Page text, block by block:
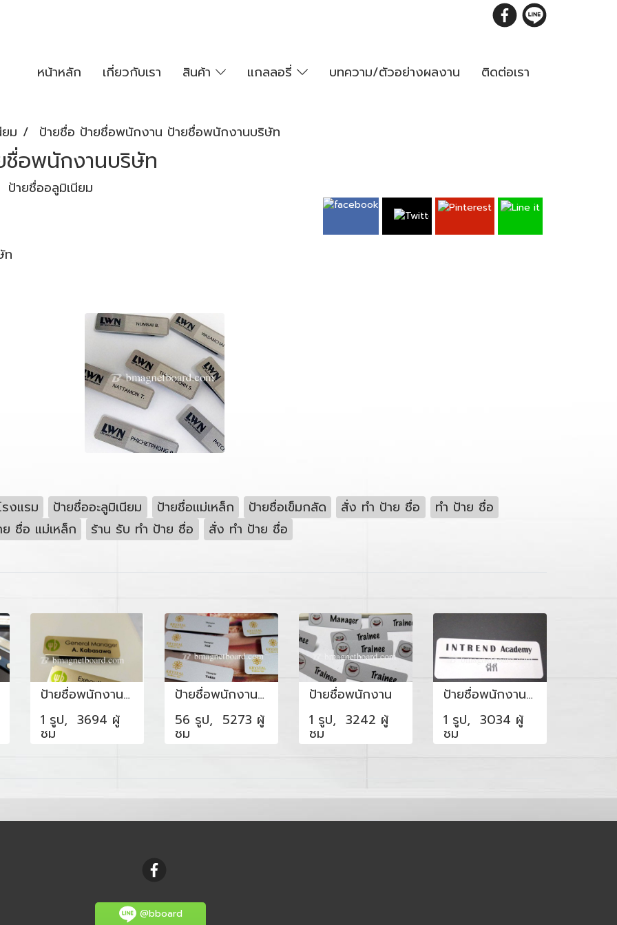
หน้าหลัก เกี่ยวกับเรา สินค้า แกลลอรี่ บทความ/ตัวอย่างผลงาน ติดต่อเรา
ม ป้ายชื่อ ป้ายชื่อพนักงาน ป้ายชื่อพนักงานบริษัท
อพนักงานบริษัท
ป้ายชื่ออลูมิเนียม
ท
งแรม ป้ายชื่ออะลูมิเนียม ป้ายชื่อแม่เหล็ก ป้ายชื่อเข็มกลัด สั่ง ทำ ป้าย ชื่อ
ทํา ป้าย ชื่อ
ย ชื่อ แม่เหล็ก
ร้าน รับ ทํา ป้าย ชื่อ สั่ง ทํา ป้าย ชื่อ
ป้ายชื่อพนักงาน ป้ายร้านอาหาร
1 รูป, 3694 ผู้
ชม
ป้ายชื่อพนักงาน สีเงินด้าน
56 รูป, 5273 ผู้
ชม
ป้ายชื่อพนักงาน
1 รูป, 3242 ผู้
ชม
ป้ายชื่อพนักงาน ป้ายชื่อสำหรับโรงเรียน
1 รูป, 3034 ผู้
ชม
@bboard